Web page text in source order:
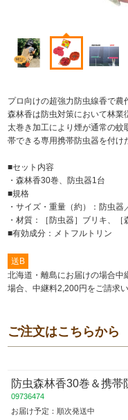
プロ向けの超強力防虫線香で農
森林香は防虫対策において林業
太巻き加工により煙が通常の
帯できる専用携帯防虫器を付け
■セット内容
・森林香30巻、防虫器1台
■規格
・サイズ・重量（約）：防虫
・材質：［防虫器］ブリキ、［
■有効成分：メトフルトリン
送B
北海道・離島にお届けの場合
場合、中継料2,200円をご請求い
ご注文はこちらから
防虫森林香30巻＆携帯
09736474
お届け予定：順次発送中